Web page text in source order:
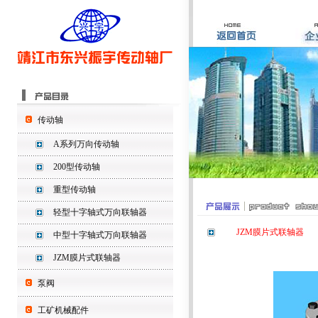
传动轴
A系列万向传动轴
200型传动轴
重型传动轴
轻型十字轴式万向联轴器
中型十字轴式万向联轴器
JZM膜片式联轴器
泵阀
工矿机械配件
JZM膜片式联轴器